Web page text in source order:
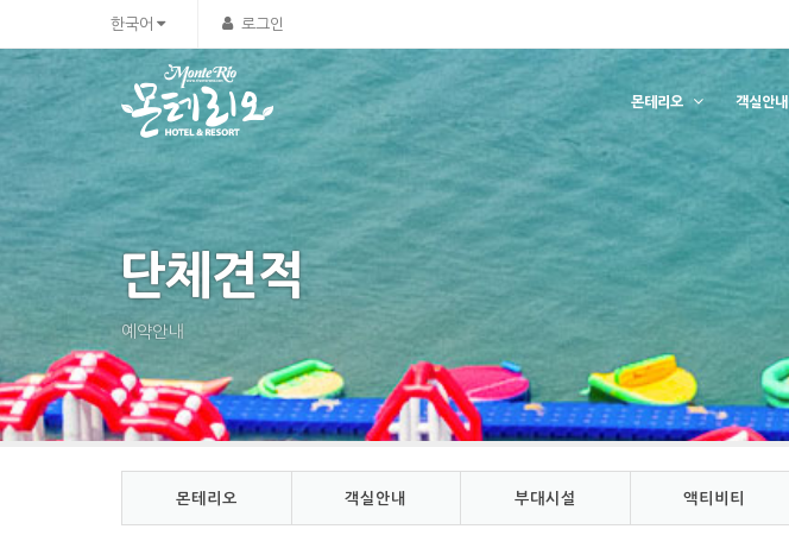
한국어 로그인
몬테리오 객실안내
단체견적
예약안내
몬테리오 객실안내 부대시설 액티비티
Sketchbook5, 스케치북5